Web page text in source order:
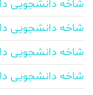
شاخه دانشجویی
شاخه دانشجویی
شاخه دانشجویی
شاخه دانشجویی